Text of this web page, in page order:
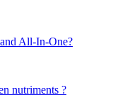
All-In-One?
nutriments ?